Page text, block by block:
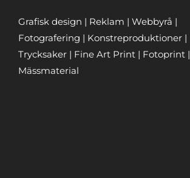
Grafisk design | Reklam | Webbyrå |
Fotografering | Konstreproduktioner |
Trycksaker | Fine Art Print | Fotoprint |
Mässmaterial